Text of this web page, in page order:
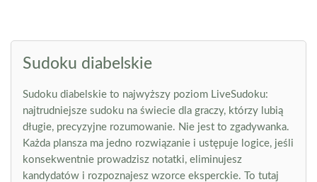
Sudoku diabelskie
Sudoku diabelskie to najwyższy poziom LiveSudoku:
najtrudniejsze sudoku na świecie dla graczy, którzy lubią
długie, precyzyjne rozumowanie. Nie jest to zgadywanka.
Każda plansza ma jedno rozwiązanie i ustępuje logice, jeśli
konsekwentnie prowadzisz notatki, eliminujesz
kandydatów i rozpoznajesz wzorce eksperckie. To tutaj